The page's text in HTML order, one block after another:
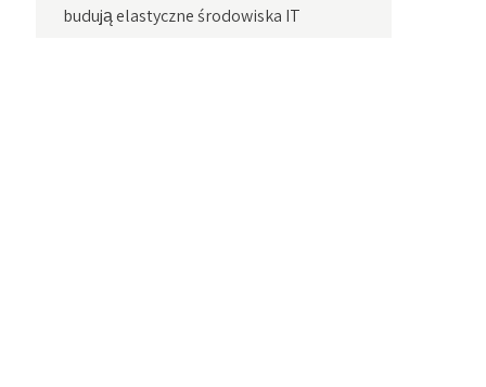
budują elastyczne środowiska IT